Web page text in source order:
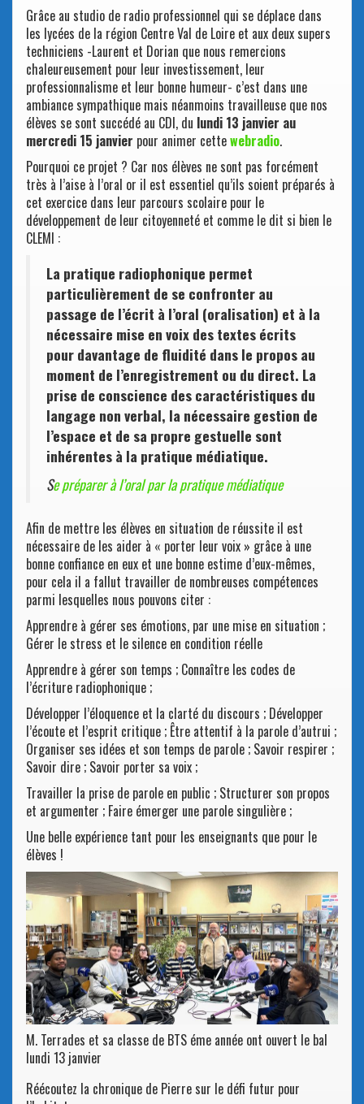
Grâce au studio de radio professionnel qui se déplace dans
les lycées de la région Centre Val de Loire et aux deux supers
techniciens -Laurent et Dorian que nous remercions
chaleureusement pour leur investissement, leur
professionnalisme et leur bonne humeur- c’est dans une
ambiance sympathique mais néanmoins travailleuse que nos
élèves se sont succédé au CDI, du lundi 13 janvier au
mercredi 15 janvier pour animer cettewebradio.
Pourquoi ce projet ? Car nos élèves ne sont pas forcément
très à l’aise à l’oral or il est essentiel qu’ils soient préparés à
cet exercice dans leur parcours scolaire pour le
développement de leur citoyenneté et comme le dit si bien le
CLEMI :
La pratique radiophonique permet
particulièrement de se confronter au
passage de l’écrit à l’oral (oralisation) et à la
nécessaire mise en voix des textes écrits
pour davantage de fluidité dans le propos au
moment de l’enregistrement ou du direct. La
prise de conscience des caractéristiques du
langage non verbal, la nécessaire gestion de
l’espace et de sa propre gestuelle sont
inhérentes à la pratique médiatique.
Se préparer à l’oral par la pratique médiatique
Afin de mettre les élèves en situation de réussite il est
nécessaire de les aider à « porter leur voix » grâce à une
bonne confiance en eux et une bonne estime d’eux-mêmes,
pour cela il a fallut travailler de nombreuses compétences
parmi lesquelles nous pouvons citer :
Apprendre à gérer ses émotions, par une mise en situation ;
Gérer le stress et le silence en condition réelle
Apprendre à gérer son temps ; Connaître les codes de
l’écriture radiophonique ;
Développer l’éloquence et la clarté du discours ; Développer
l’écoute et l’esprit critique ; Être attentif à la parole d’autrui ;
Organiser ses idées et son temps de parole ; Savoir respirer ;
Savoir dire ; Savoir porter sa voix ;
Travailler la prise de parole en public ; Structurer son propos
et argumenter ; Faire émerger une parole singulière ;
Une belle expérience tant pour les enseignants que pour le
élèves !
M. Terrades et sa classe de BTS éme année ont ouvert le bal
lundi 13 janvier
Réécoutez la chronique de Pierre sur le défi futur pour